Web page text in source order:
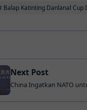
Balap Katinting Danlanal Cup
Next Post
China Ingatkan NATO